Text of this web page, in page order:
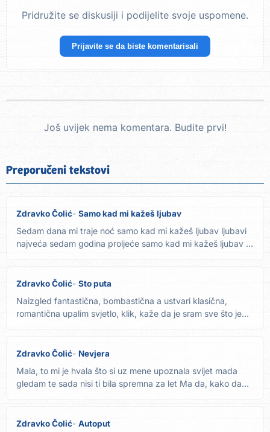
Pridružite se diskusiji i podijelite svoje uspomene.
Prijavite se da biste komentarisali
Još uvijek nema komentara. Budite prvi!
Preporučeni tekstovi
Zdravko Čolić Samo kad mi kažeš ljubav
Sedam dana mi traje noć samo kad mi kažeš ljubav ljubavi
najveća sedam godina proljeće samo kad mi kažeš ljubav A
Zdravko Čolić Sto puta
Naizgled fantastična, bombastična a ustvari klasična,
romantična upalim svjetlo, klik, kaže da je sram sve što je
Zdravko Čolić Nevjera
Mala, to mi je hvala što si uz mene upoznala svijet mada
gledam te sada nisi ti bila spremna za let Ma da, kako da
Zdravko Čolić Autoput